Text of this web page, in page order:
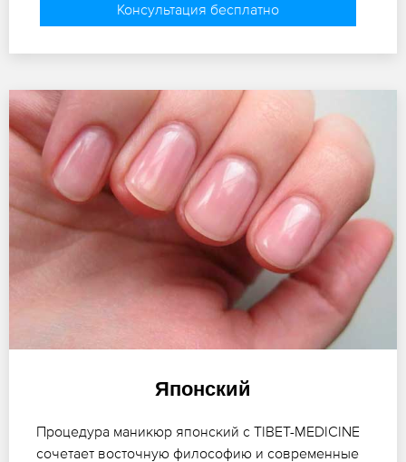
Консультация бесплатно
Японский
Процедура маникюр японский с TIBET-MEDICINE
сочетает восточную философию и современные